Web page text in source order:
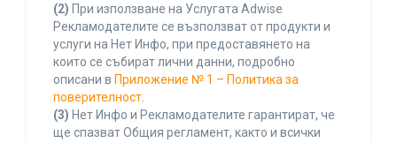
(2) При използване на Услугата Adwise
Рекламодателите се възползват от продукти и
услуги на Нет Инфо, при предоставянето на
които се събират лични данни, подробно
описани в Приложение № 1 – Политика за
поверителност.
(3) Нет Инфо и Рекламодателите гарантират, че
ще спазват Общия регламент, както и всички